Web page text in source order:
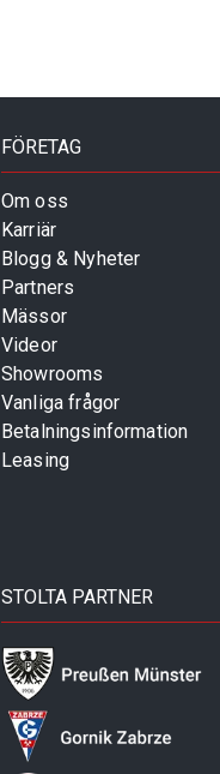
FÖRETAG
Om oss
Karriär
Blogg & Nyheter
Partners
Mässor
Videor
Showrooms
Vanliga frågor
Betalningsinformation
Leasing
STOLTA PARTNER